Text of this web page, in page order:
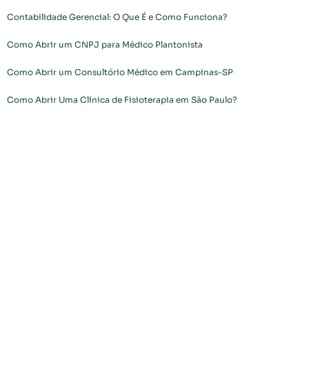
Contabilidade Gerencial: O Que É e Como Funciona?
Como Abrir um CNPJ para Médico Plantonista
Como Abrir um Consultório Médico em Campinas-SP
Como Abrir Uma Clínica de Fisioterapia em São Paulo?